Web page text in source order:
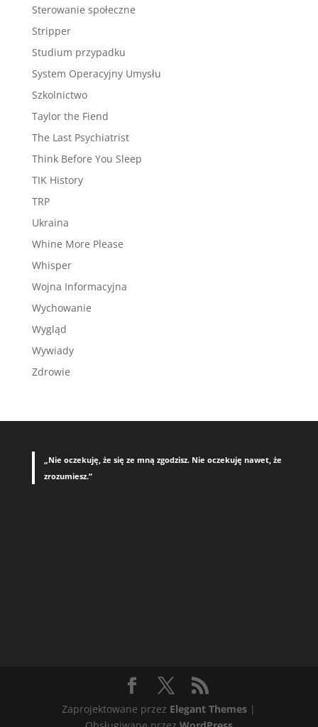
Sterowanie społeczne
Stripper
Studium przypadku
System Operacyjny Umysłu
Szkolnictwo
Taylor the Fiend
The Last Psychiatrist
Think Before You Sleep
TIK History
TRP
Ukraina
Whine More Please
Whisper
Wojna Informacyjna
Wychowanie
Wygląd
Wywiady
Zdrowie
„Nie oczekuję, że się ze mną zgodzisz. Nie oczekuję nawet, że
zrozumiesz.”
Zaprojektowane przez Elegant Themes |